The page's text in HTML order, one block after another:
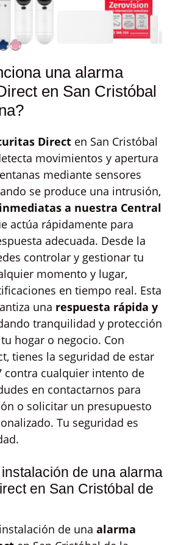
una alarma
en San Cristóbal
Direct en San Cristóbal
movimientos y apertura
mediante sensores
se produce una intrusión,
a nuestra Central
actúa rápidamente para
adecuada. Desde la
controlar y gestionar tu
momento y lugar,
en tiempo real. Esta
una respuesta rápida y
tranquilidad y protección
hogar o negocio. Con
tienes la seguridad de estar
contra cualquier intento de
en contactarnos para
o solicitar un presupuesto
Tu seguridad es
de una alarma
en San Cristóbal de
de una alarma